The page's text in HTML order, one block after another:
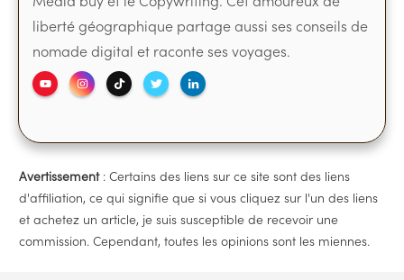
liberté géographique partage aussi ses conseils de
nomade digital et raconte ses voyages.
Avertissement : Certains des liens sur ce site sont des liens
d'affiliation, ce qui signifie que si vous cliquez sur l'un des liens
et achetez un article, je suis susceptible de recevoir une
commission. Cependant, toutes les opinions sont les miennes.